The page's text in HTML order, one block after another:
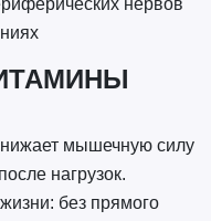
нервов
мышечную силу
нагрузок.
без прямого